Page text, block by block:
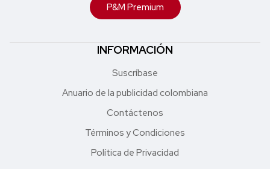
P&M Premium
INFORMACIÓN
Suscríbase
Anuario de la publicidad colombiana
Contáctenos
Términos y Condiciones
Política de Privacidad